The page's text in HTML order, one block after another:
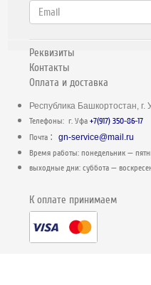
Реквизиты
Контакты
Оплата и доставка
Республика Башкортостан,
Телефоны: г. Уфа+7(917) 350-86-17
Почта :gn-service@mail.ru
Время работы: понедельник —
выходные дни: суббота —
К оплате принимаем